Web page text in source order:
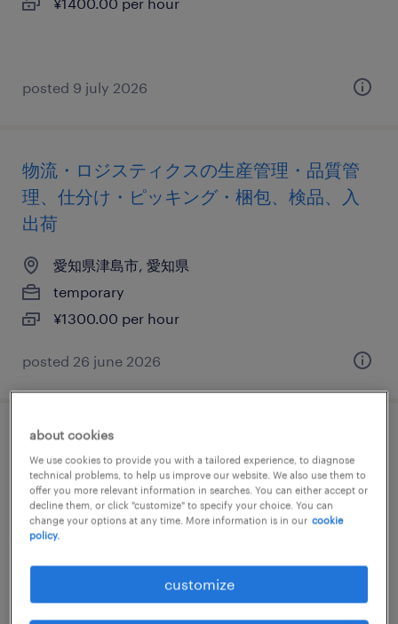
posted 9 july 2026
物流・ロジスティクスの生産管理・品質管
理、仕分け・ピッキング・梱包、検品、入
出荷
愛知県津島市, 愛知県
temporary
¥1300.00 per hour
posted 26 june 2026
医薬品・医療機器の個配・宅配・ルート・
配送、中型トラック、準中型免許、中型免
許
愛知県津島市, 愛知県
temporary
¥1500.00 per hour
about cookies
We use cookies to provide you with a tailored experience, to diagnose
technical problems, to help us improve our website. We also use them to
offer you more relevant information in searches. You can either accept or
decline them, or click "customize" to specify your choice. You can
change your options at any time. More information is in our cookie
policy.
customize